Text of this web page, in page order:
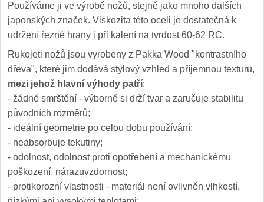
Používáme ji ve výrobě nožů, stejně jako mnoho dalších
japonských značek. Viskozita této oceli je dostatečná k
udržení řezné hrany i při kalení na tvrdost 60-62 RC.
Rukojeti nožů jsou vyrobeny z Pakka Wood "kontrastního
dřeva", které jim dodává stylový vzhled a příjemnou texturu,
mezi jehož hlavní výhody patří:
- žádné smrštění - výborně si drží tvar a zaručuje stabilitu
původních rozměrů;
- ideální geometrie po celou dobu používání;
- neabsorbuje tekutiny;
- odolnost, odolnost proti opotřebení a mechanickému
poškození, nárazuvzdornost;
- protikorozní vlastnosti - materiál není ovlivněn vlhkostí,